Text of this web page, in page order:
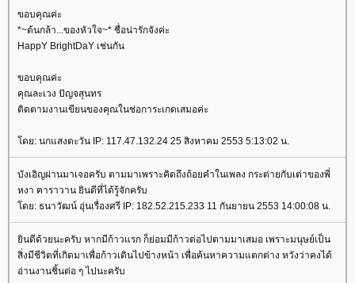
ขอบคุณค่ะ
*~ต้นกล้า...ของหัวใจ~* ชื่อน่ารักจังค่ะ
HappY BrightDaY เช่นกัน
ขอบคุณค่ะ
คุณละเวง ปัญจสุนทร
ติดตามงานเขียนของคุณในช่อการะเกดเสมอค่ะ
ดย: นกแสงตะวัน IP: 117.47.132.24 25 สิงหาคม 2553 5:13:02 น.
บังเอิญผ่านมาเจอครับ ตามมาเพราะคิดถึงถ้อยคำในเพลง กระต่ายกับเต่าของพี่
หงา ฅาราวาน ยินดีที่ได้รู้จักครับ
ดย: ธนาวัฒน์ อุ่นเรื่องศรี IP: 182.52.215.233 11 กันยายน 2553 14:00:08 น.
ินดีด้วยนะครับ หากมีก้าวแรก ก็ย่อมมีก้าวต่อไปตามมาเสมอ เพราะมนุษย์เป็น
สิ่งมีชีวิตที่เกิดมาเพื่อก้าวเดินไปข้างหน้า เพื่อค้นหาความแตกต่าง หวังว่าคงได้
อ่านงานชิ้นต่อ ๆ ไปนะครับ